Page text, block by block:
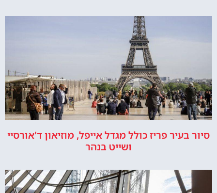
סיור בעיר פריז כולל מגדל אייפל, מוזיאון ד'אורסיי
ושייט בנהר